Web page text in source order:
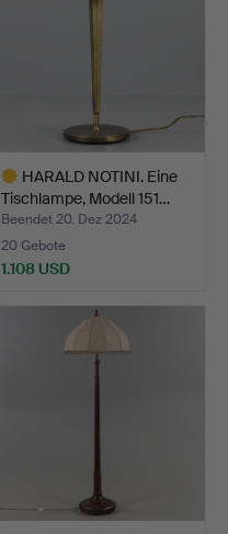
HARALD NOTINI. Eine
Tischlampe, Modell 151…
Beendet 20. Dez 2024
20 Gebote
1.108 USD